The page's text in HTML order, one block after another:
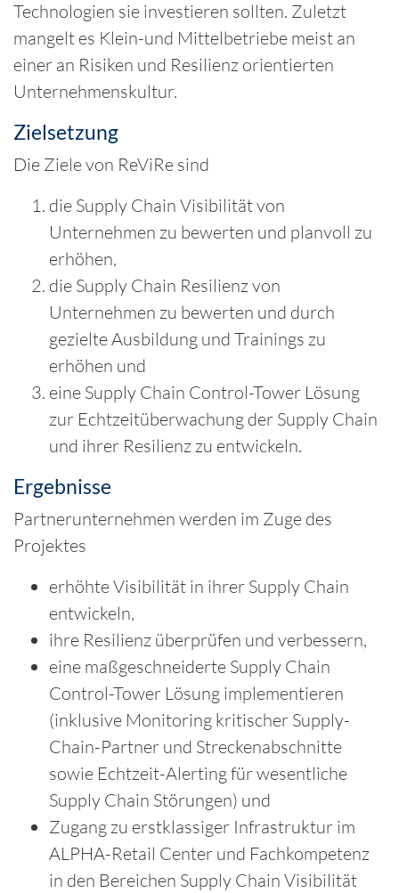
Technologien sie investieren sollten. Zuletzt
mangelt es Klein-und Mittelbetriebe meist an
einer an Risiken und Resilienz orientierten
Unternehmenskultur.
Zielsetzung
Die Ziele von ReViRe sind
die Supply Chain Visibilität von
Unternehmen zu bewerten und planvoll zu
erhöhen,
die Supply Chain Resilienz von
Unternehmen zu bewerten und durch
gezielte Ausbildung und Trainings zu
erhöhen und
eine Supply Chain Control-Tower Lösung
zur Echtzeitüberwachung der Supply Chain
und ihrer Resilienz zu entwickeln.
Ergebnisse
Partnerunternehmen werden im Zuge des
Projektes
erhöhte Visibilität in ihrer Supply Chain
entwickeln,
ihre Resilienz überprüfen und verbessern,
eine maßgeschneiderte Supply Chain
Control-Tower Lösung implementieren
(inklusive Monitoring kritischer Supply-
Chain-Partner und Streckenabschnitte
sowie Echtzeit-Alerting für wesentliche
Supply Chain Störungen) und
Zugang zu erstklassiger Infrastruktur im
ALPHA-Retail Center und Fachkompetenz
in den Bereichen Supply Chain Visibilität